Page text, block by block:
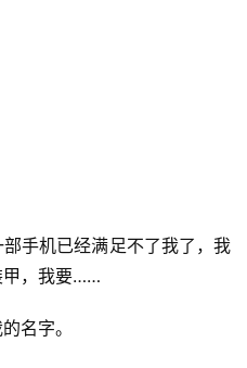
手机已经满足不了我了，我
甲，我要……
名字。